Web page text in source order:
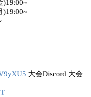
)19:00~
大会Discord 大会